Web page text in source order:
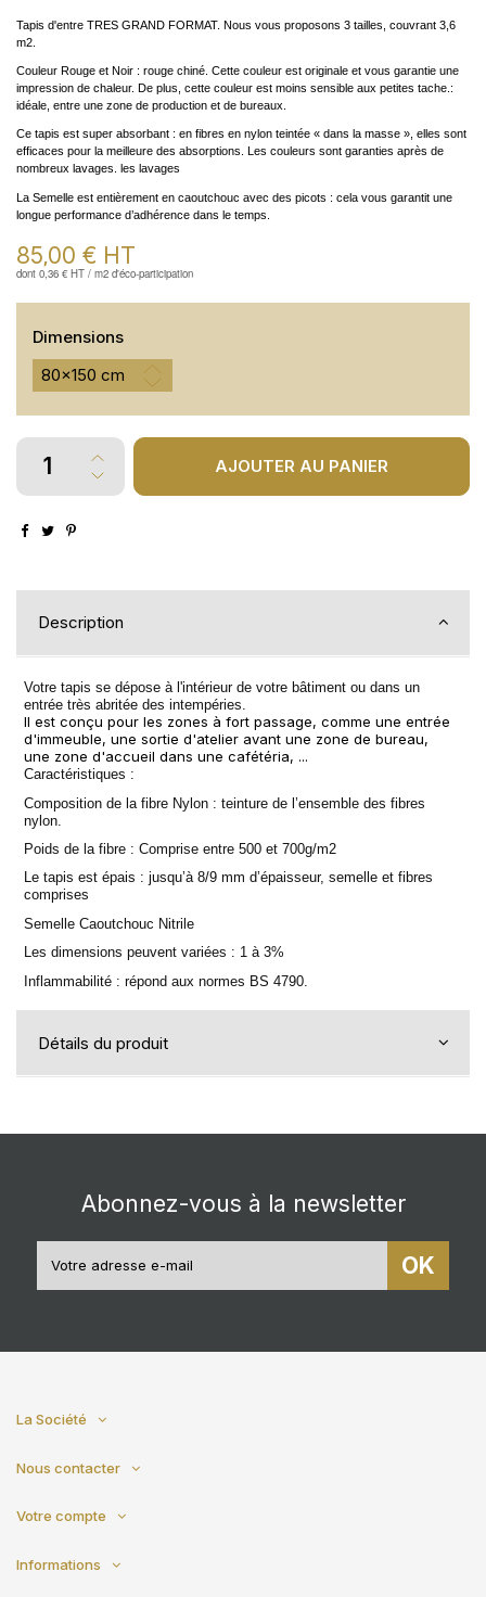
Tapis d'entre TRES GRAND FORMAT. Nous vous proposons 3 tailles, couvrant 3,6
m2.
Couleur Rouge et Noir : rouge chiné. Cette couleur est originale et vous garantie une
impression de chaleur. De plus, cette couleur est moins sensible aux petites tache.:
idéale, entre une zone de production et de bureaux.
Ce tapis est super absorbant : en fibres en nylon teintée « dans la masse », elles sont
efficaces pour la meilleure des absorptions. Les couleurs sont garanties après de
nombreux lavages. les lavages
La Semelle est entièrement en caoutchouc avec des picots : cela vous garantit une
longue performance d’adhérence dans le temps.
85,00 € HT
dont 0,36 € HT / m2 d'éco-participation
Dimensions
AJOUTER AU PANIER
Description
Votre tapis se dépose à l'intérieur de votre bâtiment ou dans un
entrée très abritée des intempéries.
Il est conçu pour les zones à fort passage, comme une entrée
d'immeuble, une sortie d'atelier avant une zone de bureau,
une zone d'accueil dans une cafétéria, ...
Caractéristiques :
Composition de la fibre Nylon : teinture de l’ensemble des fibres
nylon.
Poids de la fibre : Comprise entre 500 et 700g/m2
Le tapis est épais : jusqu’à 8/9 mm d’épaisseur, semelle et fibres
comprises
Semelle Caoutchouc Nitrile
Les dimensions peuvent variées : 1 à 3%
Inflammabilité : répond aux normes BS 4790.
Détails du produit
Abonnez-vous à la newsletter
OK
La Société
Nous contacter
Votre compte
Informations